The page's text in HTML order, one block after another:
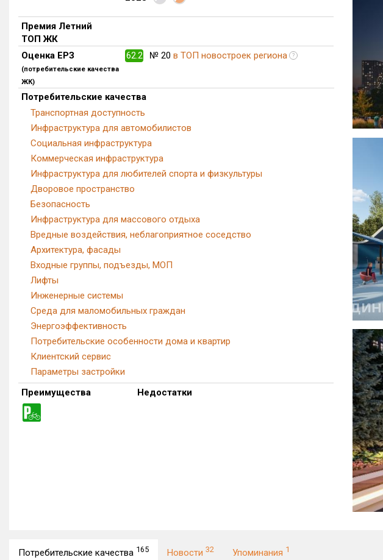
Премия Летний
ТОП ЖК
Оценка ЕРЗ
(потребительские качества
ЖК)
62.2 № 20 в ТОП новостроек региона ?
Потребительские качества
Транспортная доступность
Инфраструктура для автомобилистов
Социальная инфраструктура
Коммерческая инфраструктура
Инфраструктура для любителей спорта и физкультуры
Дворовое пространство
Безопасность
Инфраструктура для массового отдыха
Вредные воздействия, неблагоприятное соседство
Архитектура, фасады
Входные группы, подъезды, МОП
Лифты
Инженерные системы
Среда для маломобильных граждан
Энергоэффективность
Потребительские особенности дома и квартир
Клиентский сервис
Параметры застройки
Преимущества
Недостатки
Потребительские качества 165 Новости 32 Упоминания 1